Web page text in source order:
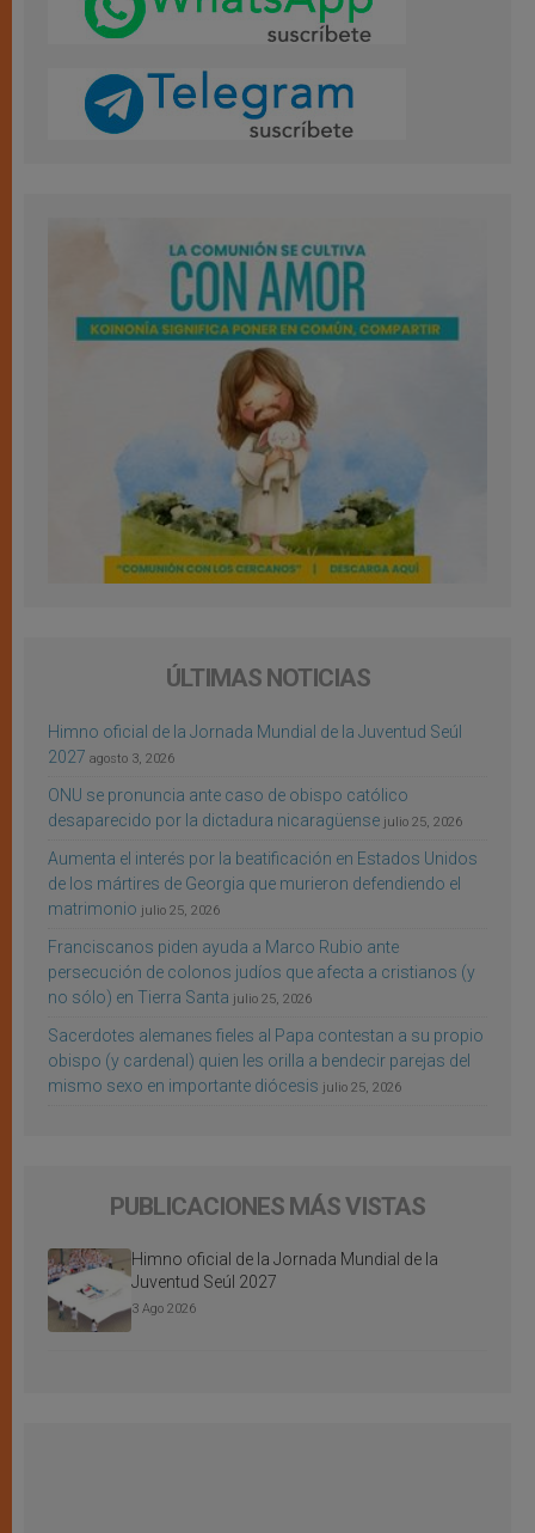
ÚLTIMAS NOTICIAS
Himno oficial de la Jornada Mundial de la Juventud Seúl
2027 agosto 3, 2026
ONU se pronuncia ante caso de obispo católico
desaparecido por la dictadura nicaragüense julio 25, 2026
Aumenta el interés por la beatificación en Estados Unidos
de los mártires de Georgia que murieron defendiendo el
matrimonio julio 25, 2026
Franciscanos piden ayuda a Marco Rubio ante
persecución de colonos judíos que afecta a cristianos (y
no sólo) en Tierra Santa julio 25, 2026
Sacerdotes alemanes fieles al Papa contestan a su propio
obispo (y cardenal) quien les orilla a bendecir parejas del
mismo sexo en importante diócesis julio 25, 2026
PUBLICACIONES MÁS VISTAS
Himno oficial de la Jornada Mundial de la
Juventud Seúl 2027
3 Ago 2026